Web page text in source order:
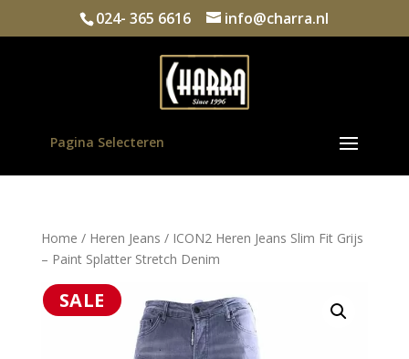
024- 365 6616 info@charra.nl
Pagina Selecteren
Home / Heren Jeans / ICON2 Heren Jeans Slim Fit Grijs
– Paint Splatter Stretch Denim
SALE